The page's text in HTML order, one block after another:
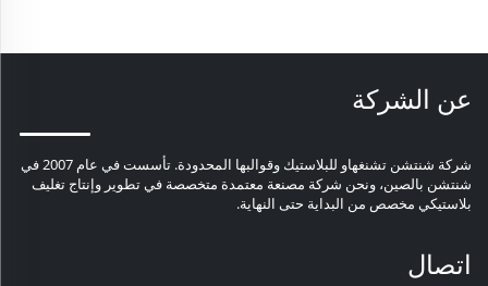
عن الشركة
شركة شنتشن تشنغهاو للبلاستيك وقوالبها المحدودة. تأسست في عام 2007 في
شنتشن بالصين، ونحن شركة مصنعة معتمدة متخصصة في تطوير وإنتاج تغليف
بلاستيكي مخصص من البداية حتى النهاية.
اتصال